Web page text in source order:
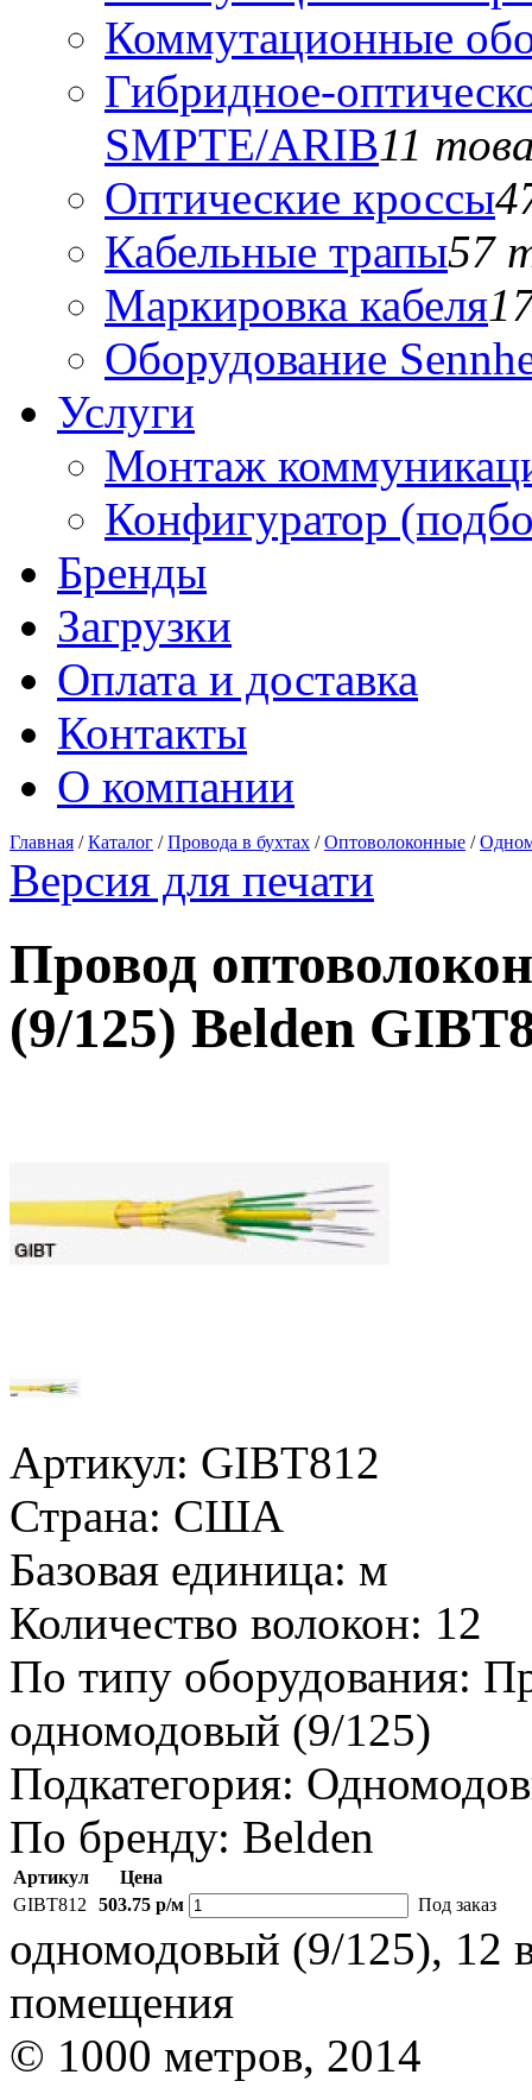
Коммутационные
Гибридное-
SMPTE/ARIB11
Оптические кроссы
Кабельные трапы57
Маркировка кабеля
Оборудование
Услуги
Монтаж
Конфигуратор
Бренды
Загрузки
Оплата и доставка
Контакты
О компании
Главная /Каталог /Провода в бухтах /Оптоволоконные /
Версия для печати
Провод
(9/125) Belden
Артикул: GIBT812
Страна: США
Базовая единица: м
Количество волокон: 12
По типу оборудования:
одномодовый (9/125)
Подкатегория:
По бренду: Belden
Артикул
Цена
GIBT812
503.75 р/м Под заказ
одномодовый (9/125), 12
помещения
© 1000 метров, 2014